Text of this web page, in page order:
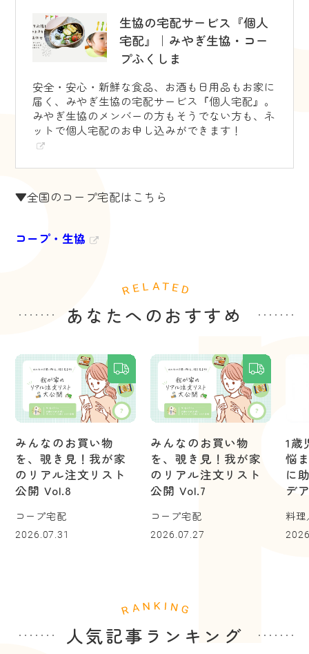
生協の宅配サービス『個人
宅配』｜みやぎ生協・コー
プふくしま
安全・安心・新鮮な食品、お酒も日用品もお家に
届く、みやぎ生協の宅配サービス『個人宅配』。
みやぎ生協のメンバーの方もそうでない方も、ネ
ットで個人宅配のお申し込みができます！
▼全国のコープ宅配はこちら
コープ・生協
あなたへのおすすめ
みんなのお買い物
を、覗き見！我が家
のリアル注文リスト
公開 Vol.8
コープ宅配
2026.07.31
みんなのお買い物
を、覗き見！我が家
のリアル注文リスト
公開 Vol.7
コープ宅配
2026.07.27
1歳
悩
に
デ
料
人気記事ランキング